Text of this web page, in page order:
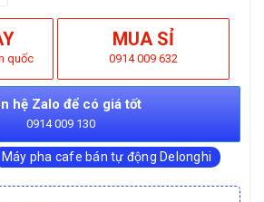
quốc
MUA SỈ
0914 009 632
hệ Zalo để có giá tốt
0914 009 130
Máy pha cafe bán tự động Delonghi